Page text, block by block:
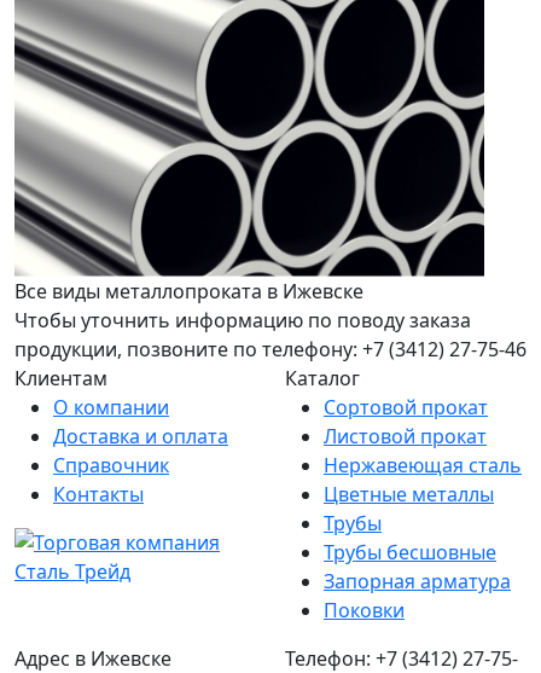
Все виды металлопроката в Ижевске
Чтобы уточнить информацию по поводу заказа
продукции, позвоните по телефону: +7 (3412) 27-75-46
Клиентам
О компании
Доставка и оплата
Справочник
Контакты
Каталог
Сортовой прокат
Листовой прокат
Нержавеющая сталь
Цветные металлы
Трубы
Трубы бесшовные
Запорная арматура
Поковки
Адрес в Ижевске
Телефон: +7 (3412) 27-75-